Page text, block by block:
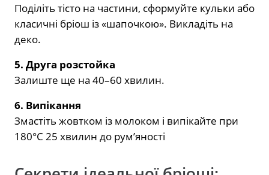
Поділіть тісто на частини, сформуйте кульки або
класичні бріош із «шапочкою». Викладіть на
деко.
5. Друга розстойка
Залиште ще на 40–60 хвилин.
6. Випікання
Змастіть жовтком із молоком і випікайте при
180°C 25 хвилин до рум’яності